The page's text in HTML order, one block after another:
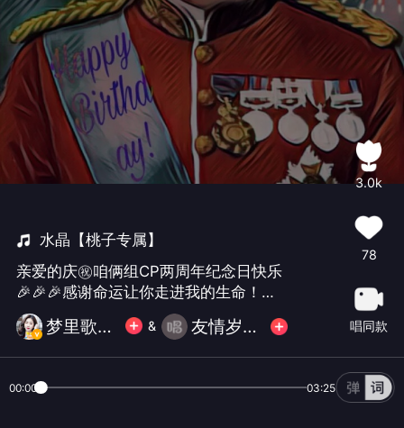
水晶【桃子专属】
亲爱的庆㊗️咱俩组CP两周年纪念日快乐
🎉🎉🎉感谢命运让你走进我的生命！从
相识到相知！你已成为我生活中不可或
缺的温暖！成为我灵魂寄托的归宿！愿
我们的爱如和煦的春风温柔且长久！在
中愈发深情！亲爱的214情人节快乐🌹🌹
梦里歌声...... & 友情岁月👑2哥
3.0k
78
唱同款
00:00 03:25